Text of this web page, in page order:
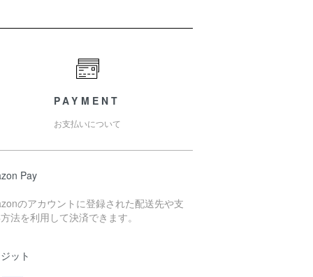
PAYMENT
お支払いについて
Pay
のアカウントに登録された配送先や支
法を利用して決済できます。
ット